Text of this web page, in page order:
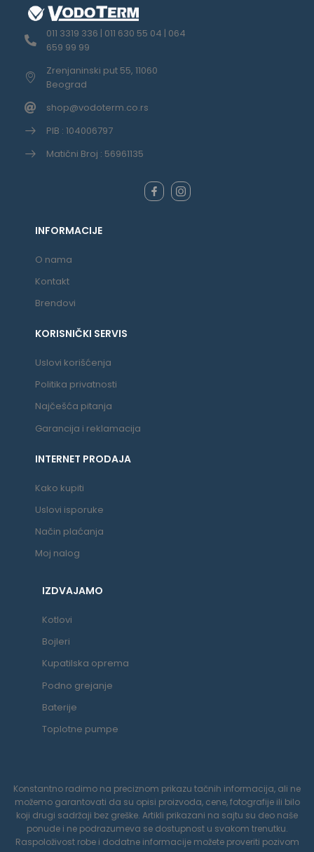
011 3319 336 | 011 630 55 04 | 064
659 99 99
Zrenjaninski put 55, 11060
Beograd
shop@vodoterm.co.rs
PIB : 104006797
Matični Broj : 56961135
INFORMACIJE
O nama
Kontakt
Brendovi
KORISNIČKI SERVIS
Uslovi korišćenja
Politika privatnosti
Najčešća pitanja
Garancija i reklamacija
INTERNET PRODAJA
Kako kupiti
Uslovi isporuke
Način plaćanja
Moj nalog
IZDVAJAMO
Kotlovi
Bojleri
Kupatilska oprema
Podno grejanje
Baterije
Toplotne pumpe
Konstantno radimo na preciznom prikazu tačnih informacija, ali ne
možemo garantovati da su opisi proizvoda, cene, fotografije ili bilo
koji drugi sadržaji bez greške. Artikli prikazani na sajtu su deo naše
ponude i ne podrazumeva se dostupnost u svakom trenutku.
Raspoloživost robe i dodatne informacije možete proveriti pozivom